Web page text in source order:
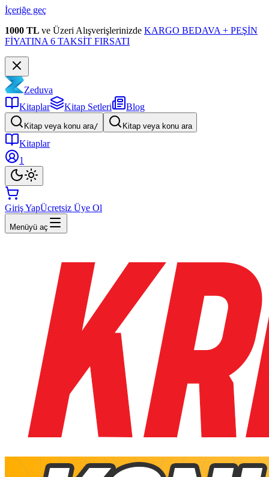
İçeriğe geç
1000 TL ve Üzeri Alışverişlerinizde KARGO BEDAVA + PEŞİN
FİYATINA 6 TAKSİT FIRSATI
Zeduva
Kitaplar
Kitap Setleri Blog
Kitap veya konu ara/ Kitap veya konu ara
Kitaplar
1
Giriş YapÜcretsiz Üye Ol
Menüyü aç